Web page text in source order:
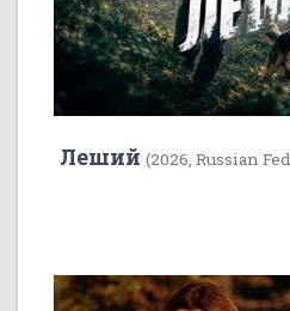
Леший (2026, Russian